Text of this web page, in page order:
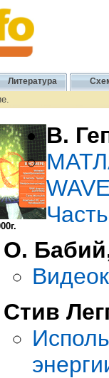
Литература
В.
О.
Стив